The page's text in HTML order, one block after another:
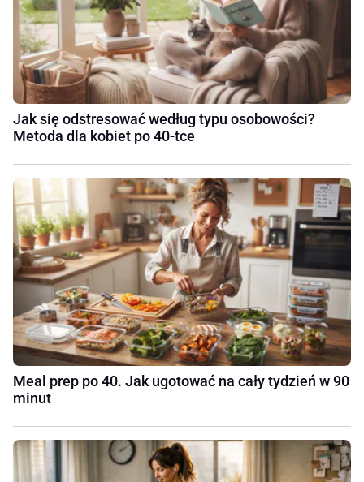
Jak się odstresować według typu osobowości?
Metoda dla kobiet po 40-tce
Meal prep po 40. Jak ugotować na cały tydzień w 90
minut